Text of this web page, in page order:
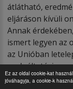
Ez az oldal cookie-kat
jóváhagyja, a cookie-k
átlátható,
eljáráson kívüli
Annak
ismert legyen az
az Unióban
szolgáltatási
weboldalukon a